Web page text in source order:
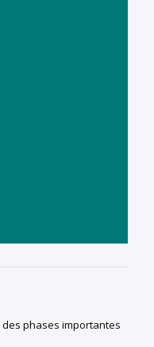
des phases importantes